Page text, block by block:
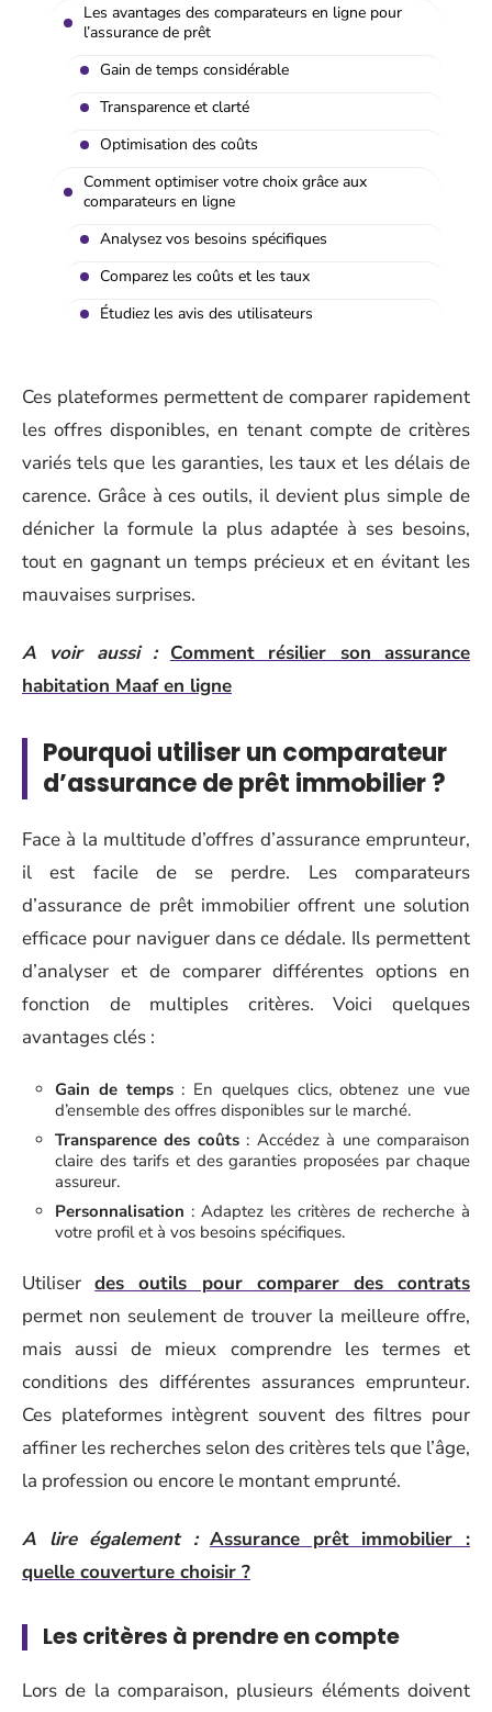
Les avantages des comparateurs en ligne pour
l’assurance de prêt
Gain de temps considérable
Transparence et clarté
Optimisation des coûts
Comment optimiser votre choix grâce aux
comparateurs en ligne
Analysez vos besoins spécifiques
Comparez les coûts et les taux
Étudiez les avis des utilisateurs
Ces plateformes permettent de comparer rapidement
les offres disponibles, en tenant compte de critères
variés tels que les garanties, les taux et les délais de
carence. Grâce à ces outils, il devient plus simple de
dénicher la formule la plus adaptée à ses besoins,
tout en gagnant un temps précieux et en évitant les
mauvaises surprises.
A voir aussi : Comment résilier son assurance
habitation Maaf en ligne
Pourquoi utiliser un comparateur
d’assurance de prêt immobilier ?
Face à la multitude d’offres d’assurance emprunteur,
il est facile de se perdre. Les comparateurs
d’assurance de prêt immobilier offrent une solution
efficace pour naviguer dans ce dédale. Ils permettent
d’analyser et de comparer différentes options en
fonction de multiples critères. Voici quelques
avantages clés :
Gain de temps: En quelques clics, obtenez une vue
d’ensemble des offres disponibles sur le marché.
Transparence des coûts: Accédez à une comparaison
claire des tarifs et des garanties proposées par chaque
assureur.
Personnalisation : Adaptez les critères de recherche à
votre profil et à vos besoins spécifiques.
Utiliserdes outils pour comparer des contrats
permet non seulement de trouver la meilleure offre,
mais aussi de mieux comprendre les termes et
conditions des différentes assurances emprunteur.
Ces plateformes intègrent souvent des filtres pour
affiner les recherches selon des critères tels que l’âge,
la profession ou encore le montant emprunté.
A lire également : Assurance prêt immobilier :
quelle couverture choisir ?
Les critères à prendre en compte
Lors de la comparaison, plusieurs éléments doivent